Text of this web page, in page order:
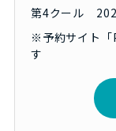
第4クール
※予約サイト「
す